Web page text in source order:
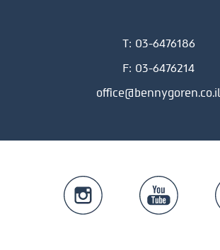
T: 03-6476186
F: 03-6476214
office@bennygoren.co.il